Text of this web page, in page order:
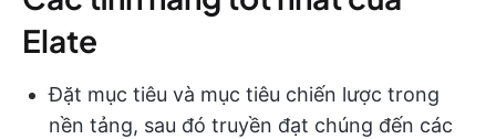
Elate
Đặt mục tiêu và mục tiêu chiến lược trong
nền tảng, sau đó truyền đạt chúng đến các